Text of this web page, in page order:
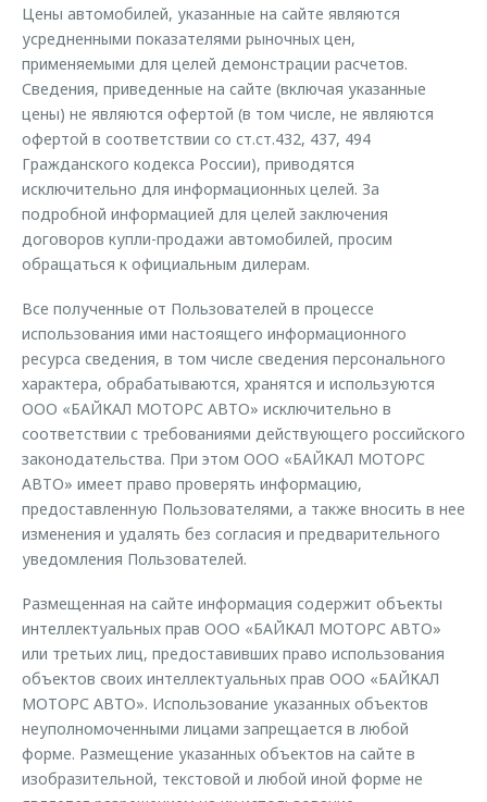
Цены автомобилей, указанные на сайте являются
усредненными показателями рыночных цен,
применяемыми для целей демонстрации расчетов.
Сведения, приведенные на сайте (включая указанные
цены) не являются офертой (в том числе, не являются
офертой в соответствии со ст.ст.432, 437, 494
Гражданского кодекса России), приводятся
исключительно для информационных целей. За
подробной информацией для целей заключения
договоров купли-продажи автомобилей, просим
обращаться к официальным дилерам.
Все полученные от Пользователей в процессе
использования ими настоящего информационного
ресурса сведения, в том числе сведения персонального
характера, обрабатываются, хранятся и используются
ООО «БАЙКАЛ МОТОРС АВТО» исключительно в
соответствии с требованиями действующего российского
законодательства. При этом ООО «БАЙКАЛ МОТОРС
АВТО» имеет право проверять информацию,
предоставленную Пользователями, а также вносить в нее
изменения и удалять без согласия и предварительного
уведомления Пользователей.
Размещенная на сайте информация содержит объекты
интеллектуальных прав ООО «БАЙКАЛ МОТОРС АВТО»
или третьих лиц, предоставивших право использования
объектов своих интеллектуальных прав ООО «БАЙКАЛ
МОТОРС АВТО». Использование указанных объектов
неуполномоченными лицами запрещается в любой
форме. Размещение указанных объектов на сайте в
изобразительной, текстовой и любой иной форме не